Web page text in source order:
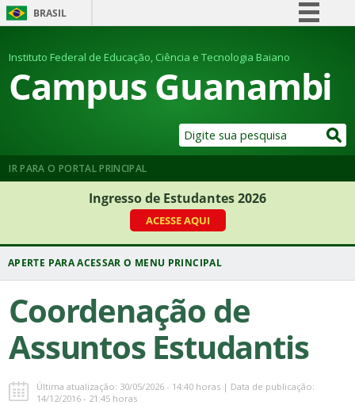
BRASIL
Comunica BR
Participe
Legislação
Instituto Federal de Educação, Ciência e Tecnologia Baiano
Campus Guanambi
IR PARA O PORTAL PRINCIPAL
Ingresso de Estudantes 2026
ACESSE AQUI
Coordenação de
Assuntos Estudantis
Última atualização: 30/05/2026 - 14:40 horas | Data de publicação:
14/12/2016 - 21:45 horas